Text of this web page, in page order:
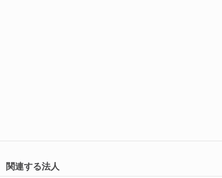
関連する法人